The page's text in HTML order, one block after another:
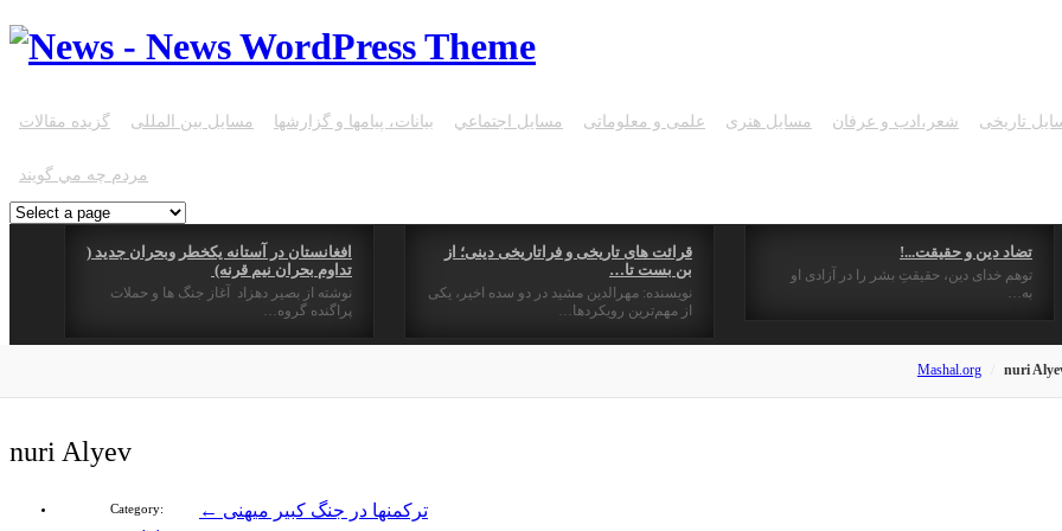
گزیده مقالات مسایل بین المللی بیانات، پیامها و گزارشها مسايل اجتماعي علمی و معلوماتی مسايل هنری شعر،ادب و عرفان تاریخی
مردم چه مي گويند
افغانستان در آستانه یکخطر وبحران جدید (
تداوم بحران نیم قرنه)
نوشته از بصیر دهزاد آغاز جنگ ها و حملات
پراگنده گروه…
قرائت های تاریخی و فراتاریخی دینی؛ از
بن بست تا…
نویسنده: مهرالدین مشید در دو سده اخیر، یکی
از مهم‌ترین رویکردها…
تضاد دین و حقیقت...!
توهم خدای دین، حقیقتِ بشر را در آزادی او
به…
Mashal.org nuri
nuri Alyev
Category:
← ترکمنها در جنگ کبیر میهنی